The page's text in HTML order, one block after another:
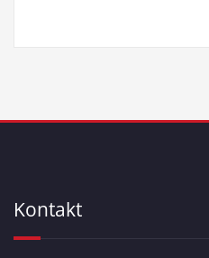
Kontakt